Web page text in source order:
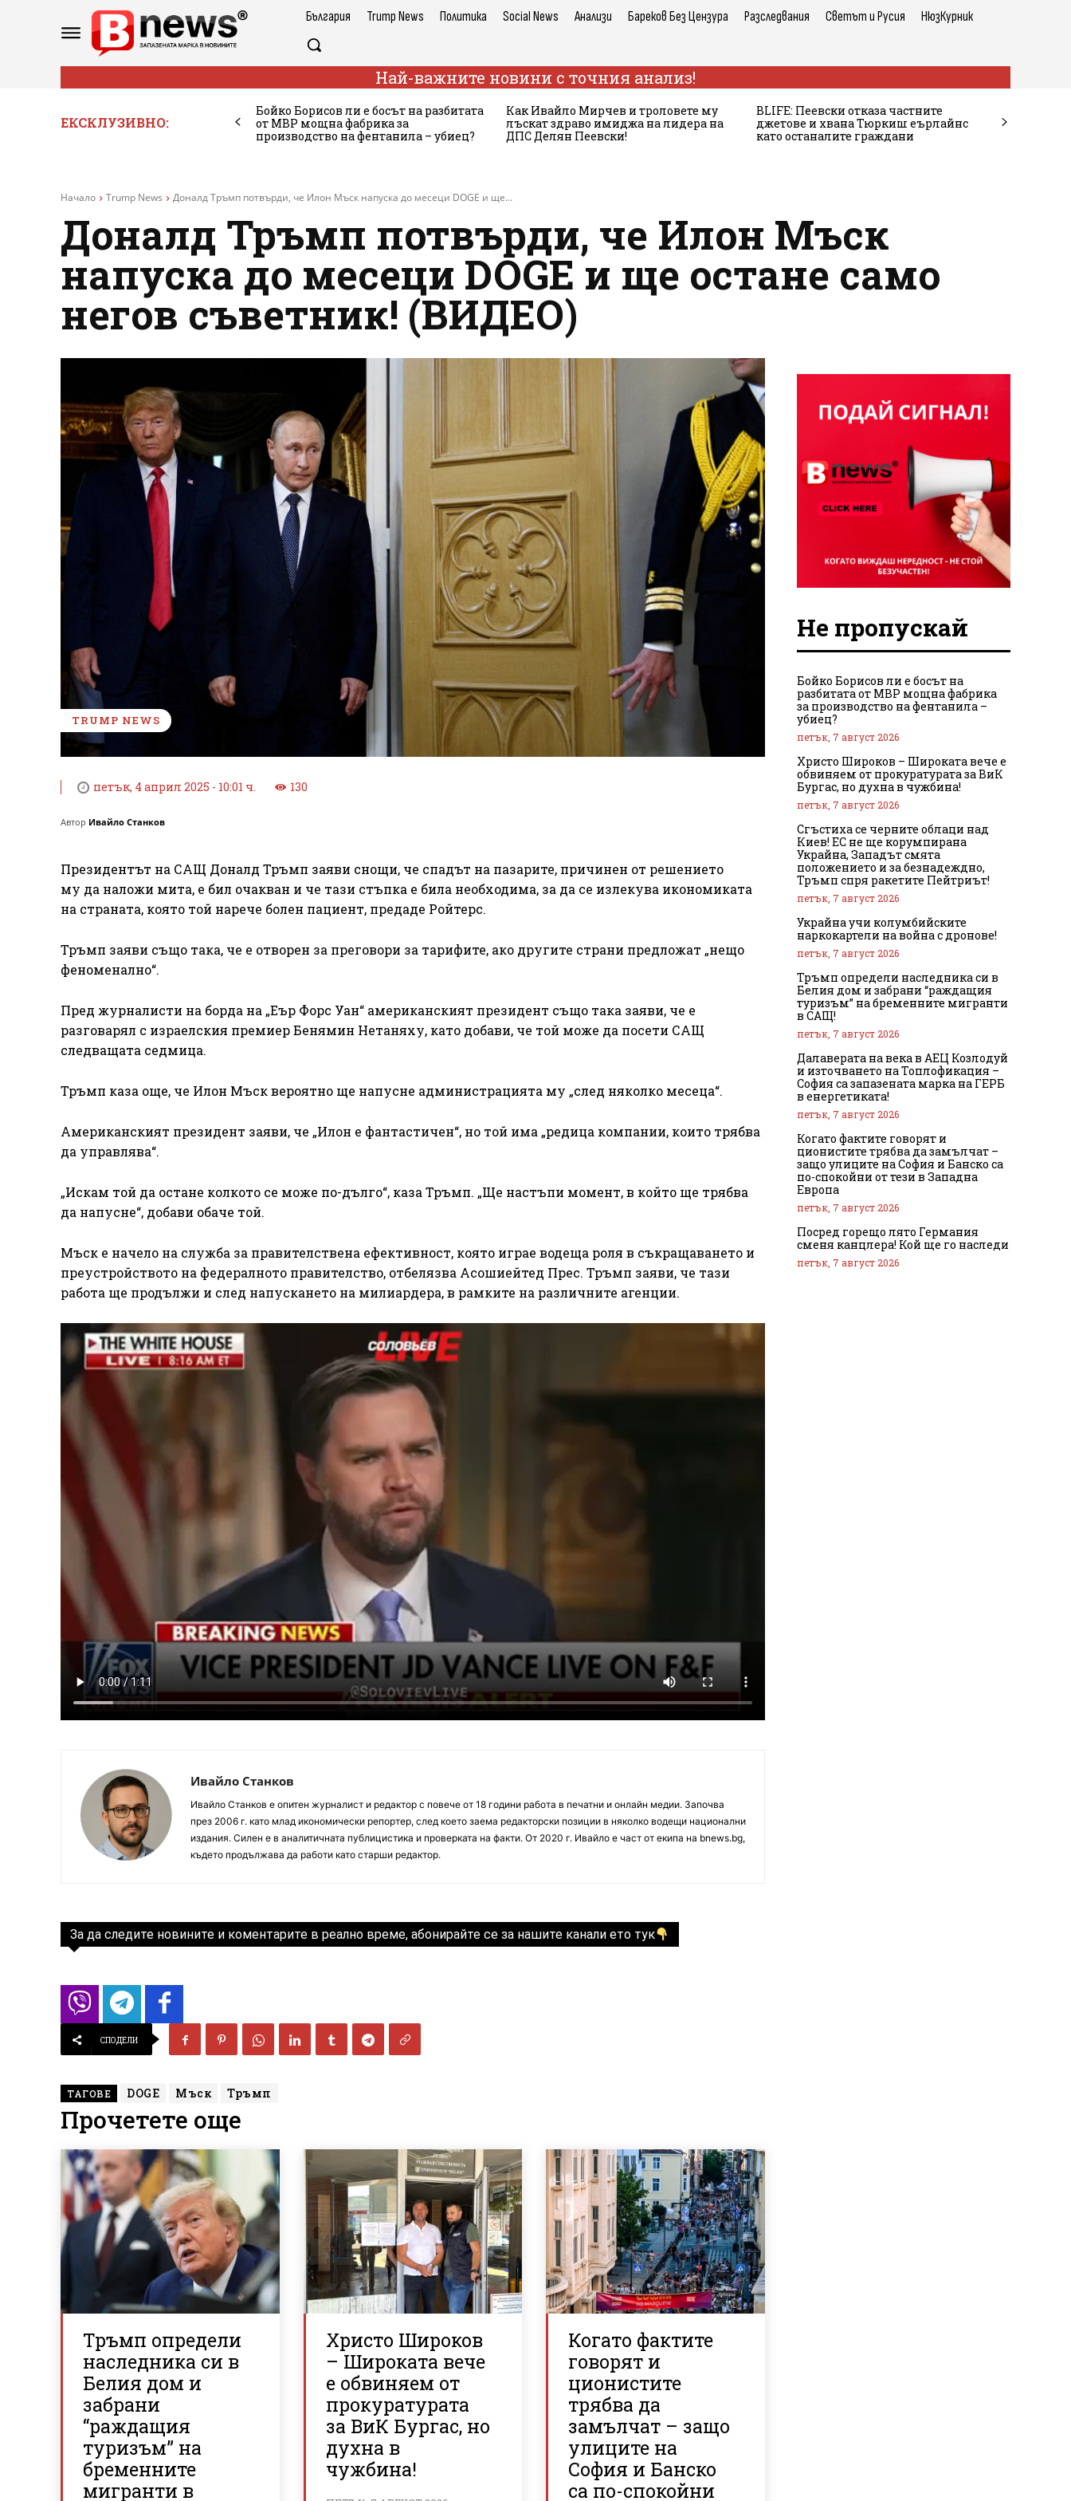
България Trump News Политика Social News Анализи Бареков Без Цензура Разследвания Светът и Русия НюзКурник
Най-важните новини с точния анализ!
ЕКСКЛУЗИВНО:
Бойко Борисов ли е босът на разбитата
от МВР мощна фабрика за
производство на фентанила – убиец?
Как Ивайло Мирчев и троловете му
лъскат здраво имиджа на лидера на
ДПС Делян Пеевски!
BLIFE: Пеевски отказа частните
джетове и хвана Тюркиш еърлайнс
като останалите граждани
Начало Trump News Доналд Тръмп потвърди, че Илон Мъск напуска до месеци DOGE и ще...
Доналд Тръмп потвърди, че Илон Мъск
напуска до месеци DOGE и ще остане само
негов съветник! (ВИДЕО)
TRUMP NEWS
петък, 4 април 2025 - 10:01 ч. 130
Автор Ивайло Станков
Президентът на САЩ Доналд Тръмп заяви снощи, че спадът на пазарите, причинен от решението
му да наложи мита, е бил очакван и че тази стъпка е била необходима, за да се излекува икономиката
на страната, която той нарече болен пациент, предаде Ройтерс.
Тръмп заяви също така, че е отворен за преговори за тарифите, ако другите страни предложат „нещо
феноменално“.
Пред журналисти на борда на „Еър Форс Уан“ американският президент също така заяви, че е
разговарял с израелския премиер Бенямин Нетаняху, като добави, че той може да посети САЩ
следващата седмица.
Тръмп каза още, че Илон Мъск вероятно ще напусне администрацията му „след няколко месеца“.
Американският президент заяви, че „Илон е фантастичен“, но той има „редица компании, които трябва
да управлява“.
„Искам той да остане колкото се може по-дълго“, каза Тръмп. „Ще настъпи момент, в който ще трябва
да напусне“, добави обаче той.
Мъск е начело на служба за правителствена ефективност, която играе водеща роля в съкращаването и
преустройството на федералното правителство, отбелязва Асошиейтед Прес. Тръмп заяви, че тази
работа ще продължи и след напускането на милиардера, в рамките на различните агенции.
Ивайло Станков
Ивайло Станков е опитен журналист и редактор с повече от 18 години работа в печатни и онлайн медии. Започва
през 2006 г. като млад икономически репортер, след което заема редакторски позиции в няколко водещи национални
издания. Силен е в аналитичната публицистика и проверката на факти. От 2020 г. Ивайло е част от екипа на bnews.bg,
където продължава да работи като старши редактор.
За да следите новините и коментарите в реално време, абонирайте се за нашите канали ето тук
СПОДЕЛИ
ТАГОВЕ DOGE Мъск Тръмп
Прочетете още
Тръмп определи
наследника си в
Белия дом и
забрани
“раждащия
туризъм” на
бременните
мигранти в
Христо Широков
– Широката вече
е обвиняем от
прокуратурата
за ВиК Бургас, но
духна в
чужбина!
Когато фактите
говорят и
ционистите
трябва да
замълчат – защо
улиците на
София и Банско
са по-спокойни
Не пропускай
Бойко Борисов ли е босът на
разбитата от МВР мощна фабрика
за производство на фентанила –
убиец?
петък, 7 август 2026
Христо Широков – Широката вече е
обвиняем от прокуратурата за ВиК
Бургас, но духна в чужбина!
петък, 7 август 2026
Сгъстиха се черните облаци над
Киев! ЕС не ще корумпирана
Украйна, Западът смята
положението и за безнадеждно,
Тръмп спря ракетите Пейтриът!
петък, 7 август 2026
Украйна учи колумбийските
наркокартели на война с дронове!
петък, 7 август 2026
Тръмп определи наследника си в
Белия дом и забрани “раждащия
туризъм” на бременните мигранти
в САЩ!
петък, 7 август 2026
Далаверата на века в АЕЦ Козлодуй
и източването на Топлофикация –
София са запазената марка на ГЕРБ
в енергетиката!
петък, 7 август 2026
Когато фактите говорят и
ционистите трябва да замълчат –
защо улиците на София и Банско са
по-спокойни от тези в Западна
Европа
петък, 7 август 2026
Посред горещо лято Германия
сменя канцлера! Кой ще го наследи
петък, 7 август 2026